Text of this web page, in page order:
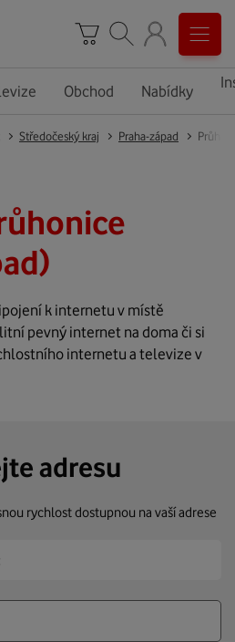
Obchod Nabídky
Středočeský kraj Praha-západ
k internetu v místě
pevný internet na doma či si
internetu a televize v
adresu
rychlost dostupnou na vaší adrese